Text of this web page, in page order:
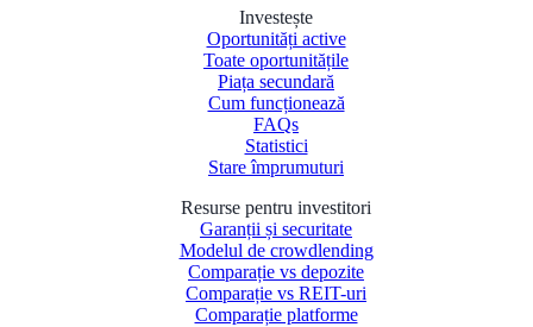
Investește
Oportunități active
Toate oportunitățile
Piața secundară
Cum funcționează
FAQs
Statistici
Stare împrumuturi
Resurse pentru investitori
Garanții și securitate
Modelul de crowdlending
Comparație vs depozite
Comparație vs REIT-uri
Comparație platforme